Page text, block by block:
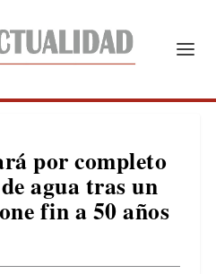
por completo
agua tras un
fin a 50 años